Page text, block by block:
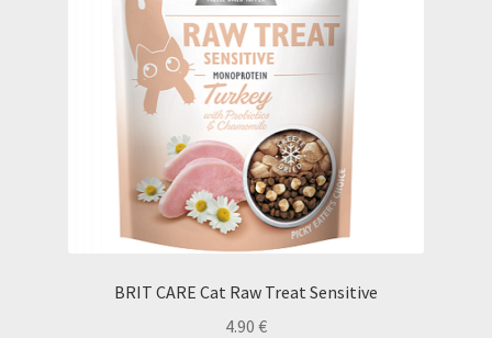
BRIT CARE Cat Raw Treat Sensitive
4.90 €